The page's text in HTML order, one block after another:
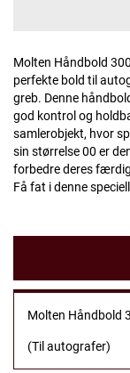
Molten Håndbold
perfekte bold til
greb. Denne
god kontrol og
samlerobjekt, hvor
sin størrelse 00 er
forbedre deres
Få fat i denne
Molten Håndbold
(Til autografer)